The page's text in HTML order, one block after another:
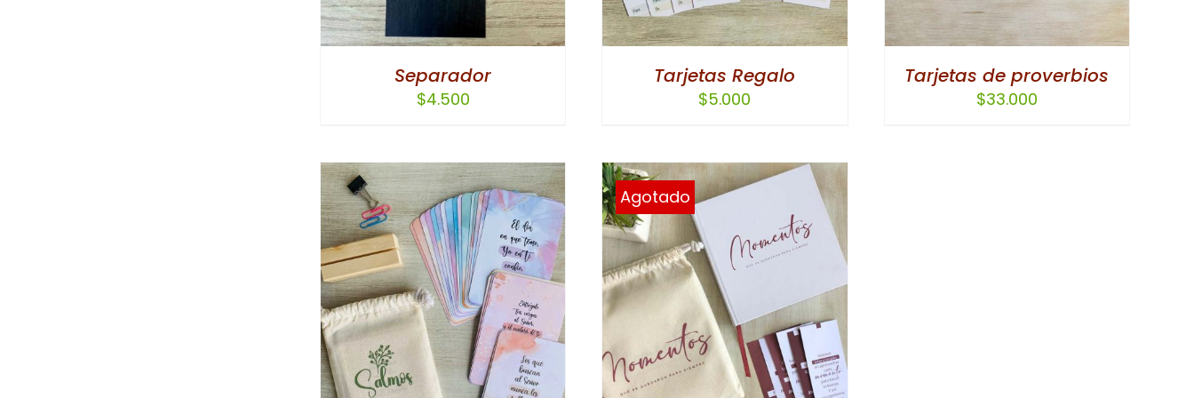
OPCIONES
PRODUCTO
Separador
$4.500
Tarjetas Regalo
$5.000
Tarjetas de proverbios
$33.000
Agotado
DETALLES